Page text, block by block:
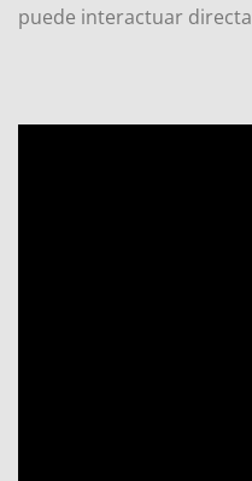
puede interactuar